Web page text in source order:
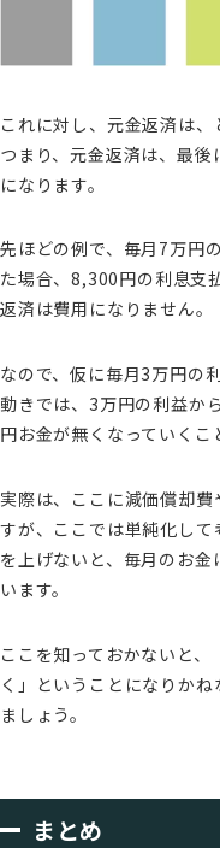
これに対し、元金返済は、
つまり、元金返済は、最
になります。
先ほどの例で、毎月7万円
た場合、8,300円の利息支
返済は費用になりません。
なので、仮に毎月3万円の
動きでは、3万円の利益か
円お金が無くなっていくこ
実際は、ここに減価償却
すが、ここでは単純化し
を上げないと、毎月のお
います。
ここを知っておかないと
く」ということになりか
ましょう。
まとめ